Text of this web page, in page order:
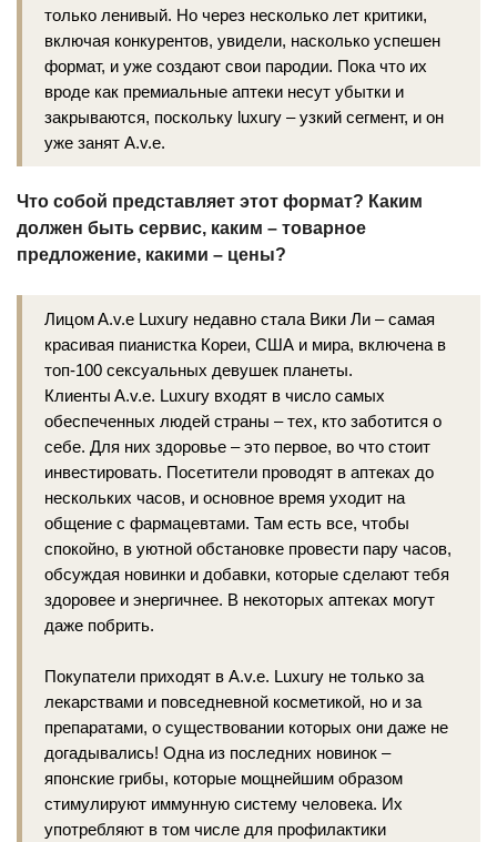
только ленивый. Но через несколько лет критики,
включая конкурентов, увидели, насколько успешен
формат, и уже создают свои пародии. Пока что их
вроде как премиальные аптеки несут убытки и
закрываются, поскольку luxury – узкий сегмент, и он
уже занят A.v.e.
Что собой представляет этот формат? Каким
должен быть сервис, каким – товарное
предложение, какими – цены?
Лицом A.v.e Luxury недавно стала Вики Ли – самая
красивая пианистка Кореи, США и мира, включена в
топ‑100 сексуальных девушек планеты.
Клиенты A.v.e. Luxury входят в число самых
обеспеченных людей страны – тех, кто заботится о
себе. Для них здоровье – это первое, во что стоит
инвестировать. Посетители проводят в аптеках до
нескольких часов, и основное время уходит на
общение с фармацевтами. Там есть все, чтобы
спокойно, в уютной обстановке провести пару часов,
обсуждая новинки и добавки, которые сделают тебя
здоровее и энергичнее. В некоторых аптеках могут
даже побрить.
Покупатели приходят в A.v.e. Luxury не только за
лекарствами и повседневной косметикой, но и за
препаратами, о существовании которых они даже не
догадывались! Одна из последних новинок –
японские грибы, которые мощнейшим образом
стимулируют иммунную систему человека. Их
употребляют в том числе для профилактики